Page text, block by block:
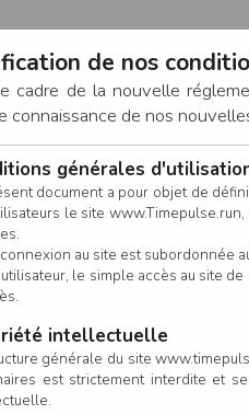
ACTIVE NOS SERVICES
Liste des
de nos
cadre de la nouvelle
connaissance de nos
générales
document a pour objet de
le site
au site est subordonnée
le simple accès au site
intellectuelle
générale du site
est strictement interdite et